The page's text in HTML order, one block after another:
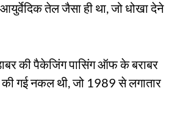
तेल जैसा ही था, जो धोखा देने
की पैकेजिंग पासिंग ऑफ के बराबर
गई नकल थी, जो 1989 से लगातार